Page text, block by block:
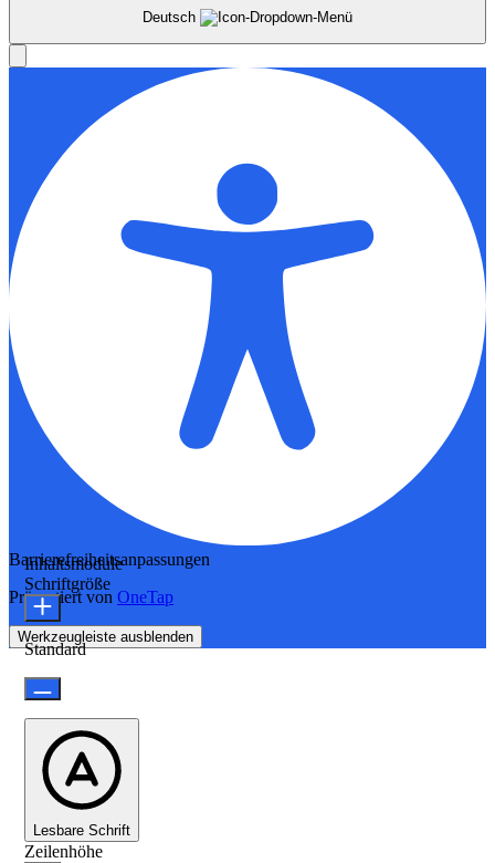
Deutsch
Barrierefreiheitsanpassungen
Präsentiert von OneTap
Werkzeugleiste ausblenden
Inhaltsmodule
Schriftgröße
Standard
Lesbare Schrift
Zeilenhöhe